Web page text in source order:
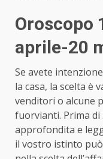
Oroscopo
aprile-20
Se avete
la casa, la scelta è
venditori o alcune
fuorvianti. Prima
approfondita e
il vostro istinto